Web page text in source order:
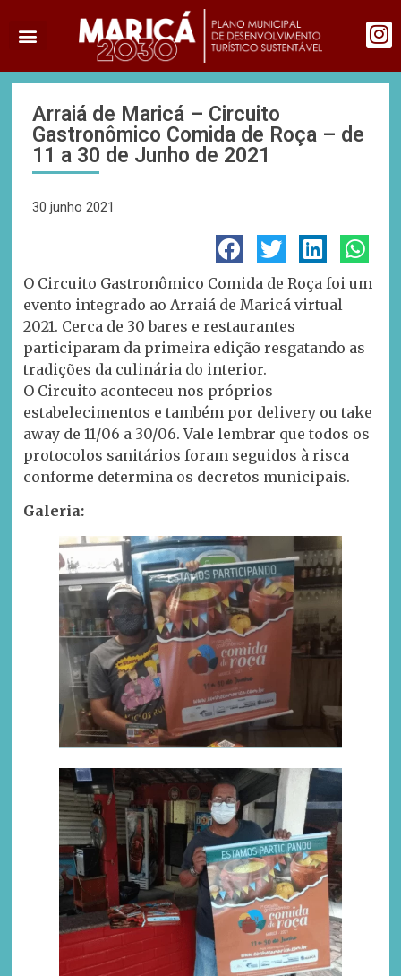
Arraiá de Maricá – Circuito
Gastronômico Comida de Roça – de
11 a 30 de Junho de 2021
30 junho 2021
O Circuito Gastronômico Comida de Roça foi um
evento integrado ao Arraiá de Maricá virtual
2021. Cerca de 30 bares e restaurantes
participaram da primeira edição resgatando as
tradições da culinária do interior.
O Circuito aconteceu nos próprios
estabelecimentos e também por delivery ou take
away de 11/06 a 30/06. Vale lembrar que todos os
protocolos sanitários foram seguidos à risca
conforme determina os decretos municipais.
Galeria: